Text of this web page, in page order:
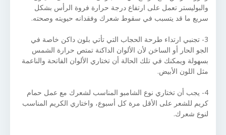
والبوليستر تعمل على ارتفاع درجة حرارة فروة الرأس بشكل
سريع ما قد يتسبب في سقوط شعرك وفقدانه حيويته وصحته.
3- تجنبي ارتداء طرحة الحجاب التي تأتي بلون داكن خاصة في
الجو الحار أو الساخن لأن الألوان الداكنة تمتص حرارة الشمس
بسهولة ويمكنك في تلك الحالة أن تختاري الألوان الفاتحة والناعمة
مثل اللون الأبيض.
4- يجب أن تختاري نوع الشامبو المناسب لشعرك مع عمل حمام
كريم للشعر على الأقل مرة كل أسبوع، واختاري الكريم المناسب
لنوع شعرك.